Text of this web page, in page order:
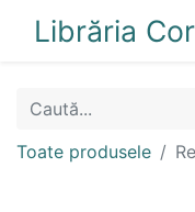
Librăria
Toate produsele